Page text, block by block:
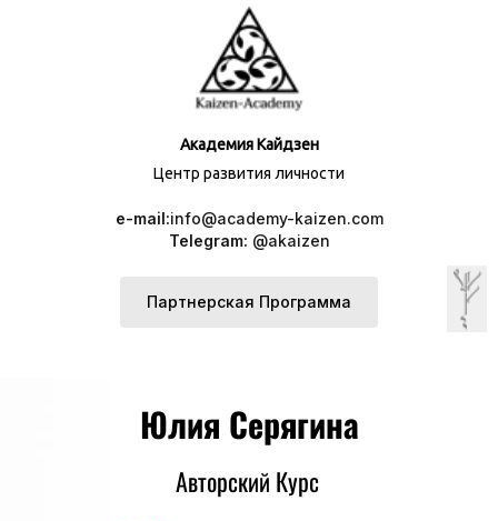
Академия Кайдзен
Центр развития личности
e-mail:info@academy-kaizen.com
Telegram: @akaizen
Партнерская Программа
Юлия Серягина
Авторский Курс